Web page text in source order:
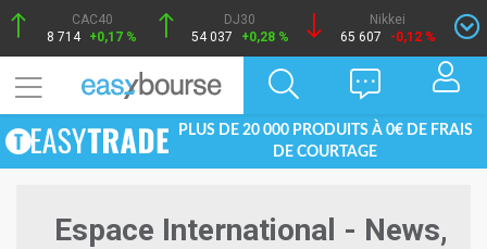
CAC40
8 714 +0,17 %
DJ30
54 037
+0,28 %
Nikkei
65 607
-0,12 %
PLUS DE 20 000 PRODUITS À 0€ DE FRAIS
DE COURTAGE
Espace International - News,